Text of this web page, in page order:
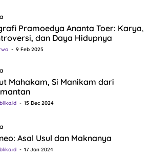
Pramoedya Ananta Toer: Karya,
dan Daya Hidupnya
9 Feb 2025
Mahakam, Si Manikam dari
15 Dec 2024
Asal Usul dan Maknanya
17 Jan 2024